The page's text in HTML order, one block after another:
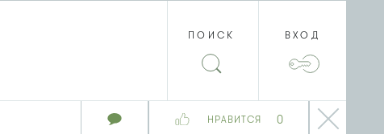
НРАВИТСЯ 0
ПОИСК ВХОД